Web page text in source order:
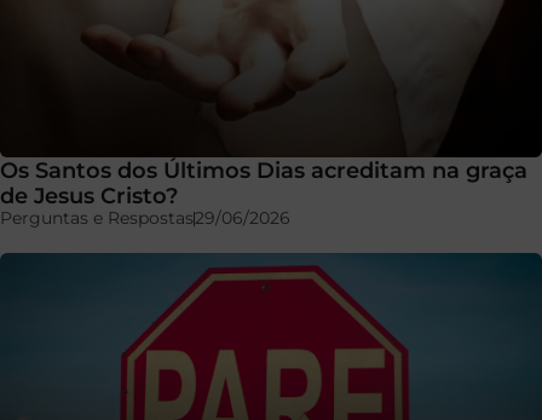
Os Santos dos Últimos Dias acreditam na graça
de Jesus Cristo?
Perguntas e Respostas29/06/2026